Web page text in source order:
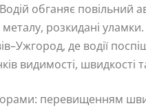
обганяє повільний
розкидані уламки.
де водії
видимості, швидкості
перевищенням